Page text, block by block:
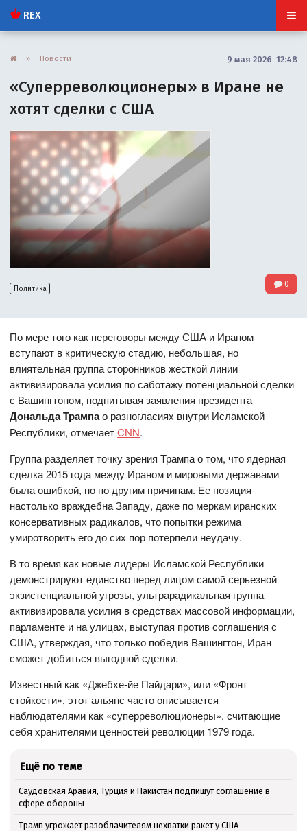
REX
» Новости 9 мая 2026 12:48
«Суперреволюционеры» в Иране не
хотят сделки с США
Политика 0
По мере того как переговоры между США и Ираном
вступают в критическую стадию, небольшая, но
влиятельная группа сторонников жесткой линии
активизировала усилия по саботажу потенциальной сделки
с Вашингтоном, подпитывая заявления президента
Дональда Трампао разногласиях внутри Исламской
Республики, отмечаетCNN.
Группа разделяет точку зрения Трампа о том, что ядерная
сделка 2015 года между Ираном и мировыми державами
была ошибкой, но по другим причинам. Ее позиция
настолько враждебна Западу, даже по меркам иранских
консервативных радикалов, что попытки режима
умиротворить его до сих пор потерпели неудачу.
В то время как новые лидеры Исламской Республики
демонстрируют единство перед лицом самой серьезной
экзистенциальной угрозы, ультрарадикальная группа
активизировала усилия в средствах массовой информации,
парламенте и на улицах, выступая против соглашения с
США, утверждая, что только победив Вашингтон, Иран
сможет добиться выгодной сделки.
Известный как «Джебхе-йе Пайдари», или «Фронт
стойкости», этот альянс часто описывается
наблюдателями как «суперреволюционеры», считающие
себя хранителями ценностей революции 1979 года.
Ещё по теме
Саудовская Аравия, Турция и Пакистан подпишут соглашение в
сфере обороны
Трамп угрожает разоблачителям нехватки ракет у США